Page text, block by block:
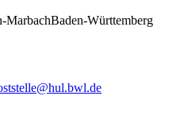
MarbachBaden-Württemberg